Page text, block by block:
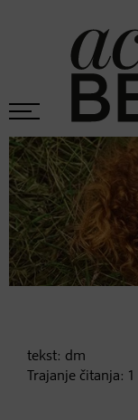
tekst: dm
Trajanje čitanja: 1